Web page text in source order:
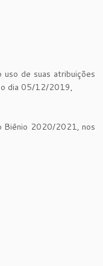
de suas atribuições
dia 05/12/2019,
Biênio 2020/2021, nos